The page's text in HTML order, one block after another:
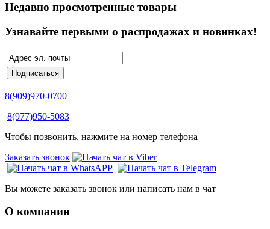
Недавно просмотренные товары
Узнавайте первыми о распродажах и новинках!
8(909)970-0700
8(977)950-5083
Чтобы позвонить, нажмите на номер телефона
Заказать звонок
Вы можете заказать звонок или написать нам в чат
О компании